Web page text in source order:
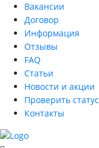
Вакансии
Договор
Информация
Отзывы
FAQ
Статьи
Новости и акции
Проверить статус
Контакты